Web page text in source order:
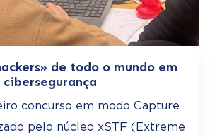
de todo o mundo em
concurso em modo Capture
pelo núcleo xSTF (Extreme